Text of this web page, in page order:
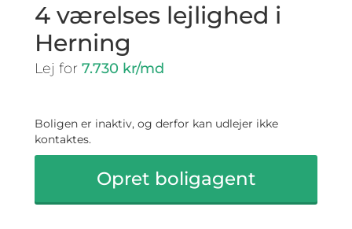
4 værelses lejlighed i
Herning
Lej for 7.730 kr/md
Boligen er inaktiv, og derfor kan udlejer ikke
kontaktes.
Opret boligagent